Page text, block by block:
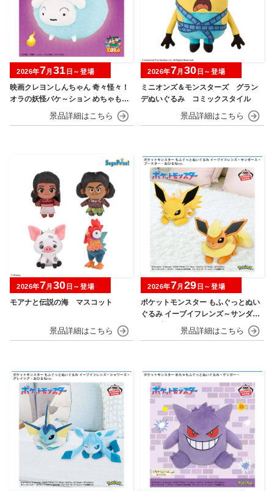
映画クレヨンしんちゃん 奇々怪々！
オラの妖怪バケ～ション めちゃもふ
ぐっとぬいぐるみ シロ
2026年7月 31 日～登場
ミニオンズ＆モンスターズ グラン
デぬいぐるみ コミックスタイル
2026年7月 30 日～登場
モアナと伝説の海 マスコット
2026年7月 30 日～登場
ポケットモンスター もふぐっとぬい
ぐるみ イーブイフレンズ～サンダー
ス・ブースター～おひるねver.
2026年7月 29 日～登場